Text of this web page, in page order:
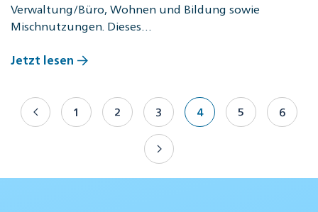
Verwaltung/Büro, Wohnen und Bildung sowie
Mischnutzungen. Dieses…
Jetzt lesen
1 2 3 4 5 6